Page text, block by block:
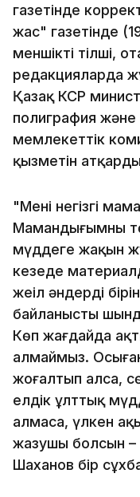
газетінде
жас" газетінде
меншікті тілші,
редакцияларда
Қазақ КСР
полиграфия және
мемлекеттік
қызметін
"Менің негізгі
Мамандығымның
мүддеге жақын
кезеңде
жеңіл әндердің
байланысты
Көп жағдайда
алмаймыз.
жоғалтып алса,
елдік ұлттық
алмаса, үлкен
жазушы болсын –
Шаханов бір